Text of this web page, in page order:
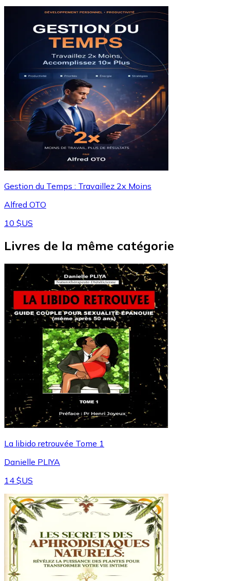
Gestion du Temps : Travaillez 2x Moins
Alfred OTO
10 $US
Livres de la même catégorie
La libido retrouvée Tome 1
Danielle PLIYA
14 $US